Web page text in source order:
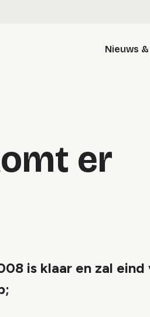
Nieuws
er
is klaar en zal eind